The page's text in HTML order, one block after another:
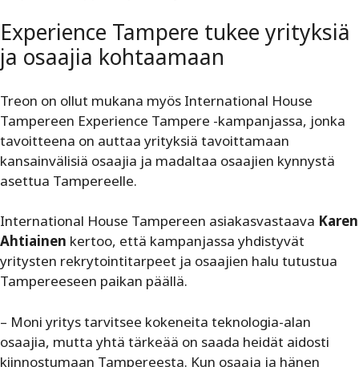
Experience Tampere tukee yrityksiä
ja osaajia kohtaamaan
Treon on ollut mukana myös International House
Tampereen Experience Tampere -kampanjassa, jonka
tavoitteena on auttaa yrityksiä tavoittamaan
kansainvälisiä osaajia ja madaltaa osaajien kynnystä
asettua Tampereelle.
International House Tampereen asiakasvastaava Karen
Ahtiainen kertoo, että kampanjassa yhdistyvät
yritysten rekrytointitarpeet ja osaajien halu tutustua
Tampereeseen paikan päällä.
– Moni yritys tarvitsee kokeneita teknologia-alan
osaajia, mutta yhtä tärkeää on saada heidät aidosti
kiinnostumaan Tampereesta. Kun osaaja ja hänen